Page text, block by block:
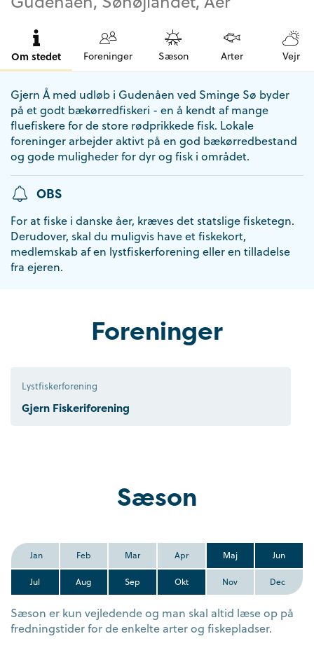
Om stedet Foreninger Sæson Arter Vejr
Gjern Å med udløb i Gudenåen ved Sminge Sø byder
på et godt bækørredfiskeri - en å kendt af mange
fluefiskere for de store rødprikkede fisk. Lokale
foreninger arbejder aktivt på en god bækørredbestand
og gode muligheder for dyr og fisk i området.
OBS
For at fiske i danske åer, kræves det statslige fisketegn.
Derudover, skal du muligvis have et fiskekort,
medlemskab af en lystfiskerforening eller en tilladelse
fra ejeren.
Foreninger
Lystfiskerforening
Gjern Fiskeriforening
Sæson
Jan Feb Mar Apr Maj Jun
Jul Aug Sep Okt Nov Dec
Sæson er kun vejledende og man skal altid læse op på
fredningstider for de enkelte arter og fiskepladser.